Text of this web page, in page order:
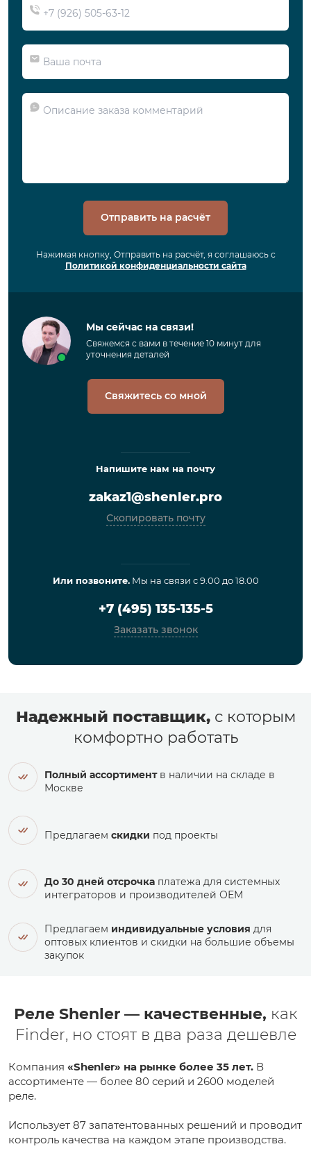
Отправить на расчёт
Нажимая кнопку, Отправить на расчёт, я соглашаюсь с
Политикой конфиденциальности сайта
Мы сейчас на связи!
Свяжемся с вами в течение 10 минут для
уточнения деталей
Свяжитесь со мной
Напишите нам на почту
zakaz1@shenler.pro
Скопировать почту
Или позвоните.Мы на связи с 9.00 до 18.00
+7 (495) 135-135-5
Заказать звонок
Надежный поставщик,с которым
комфортно работать
Полный ассортиментв наличии на складе в
Москве
Предлагаем скидки под проекты
До 30 дней отсрочка платежа для системных
интеграторов и производителей ОЕМ
Предлагаем индивидуальные условия для
оптовых клиентов и скидки на большие объемы
закупок
Реле Shenler — качественные, как
Finder, но стоят в два раза дешевле
Компания «Shenler» на рынке более 35 лет. В
ассортименте — более 80 серий и 2600 моделей
реле.
Использует 87 запатентованных решений и проводит
контроль качества на каждом этапе производства.